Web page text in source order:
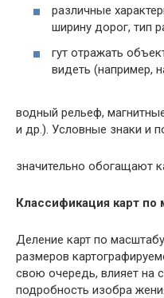
различные
ширину дорог, тип
гут отражать
видеть (например,
водный рельеф,
и др.). Условные знаки и
значительно обогащают
Классификация карт по
Деление карт по
размеров
свою очередь, влияет на
подробность изобра